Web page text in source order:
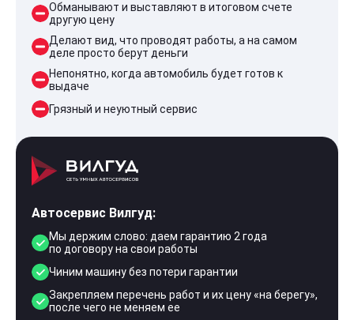
Обманывают и выставляют в итоговом счете
другую цену
Делают вид, что проводят работы, а на самом
деле просто берут деньги
Непонятно, когда автомобиль будет готов к
выдаче
Грязный и неуютный сервис
Автосервис Вилгуд:
Мы держим слово: даем гарантию 2 года
по договору на свои работы
Чиним машину без потери гарантии
Закрепляем перечень работ и их цену «на берегу»,
после чего не меняем ее